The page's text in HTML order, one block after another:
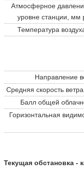
Атмосферное
уровне станции, мм
Температура
Направление
Средняя скорость
Балл общей
Горизонтальная
Текущая обстановка -